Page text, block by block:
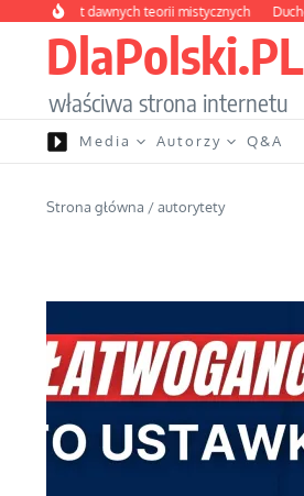
Przejdź do treści
dawnych teorii mistycznych Duchowa
DlaPolski.PL
właściwa strona internetu
Media Autorzy Q&A
Strona główna /autorytety